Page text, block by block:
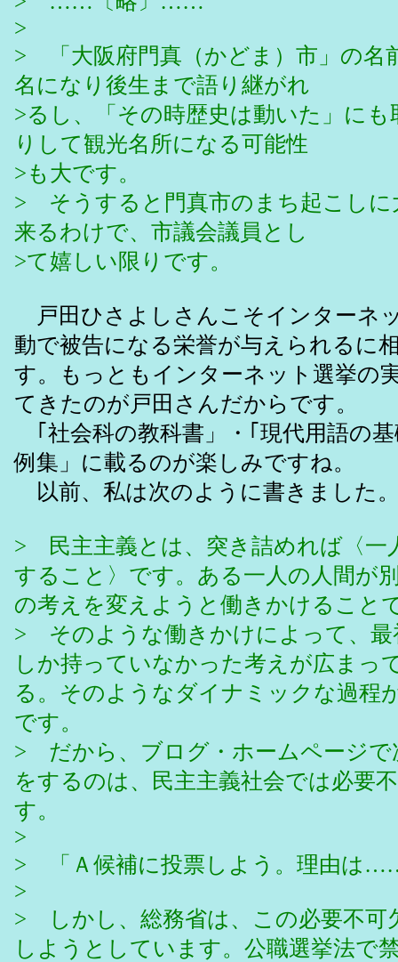
>
> 「大阪府門真（かどま）市」の名
名になり後生まで語り継がれ
>るし、「その時歴史は動いた」に
りして観光名所になる可能性
>も大です。
> そうすると門真市のまち起こしに
来るわけで、市議会議員とし
>て嬉しい限りです。
戸田ひさよしさんこそインターネ
動で被告になる栄誉が与えられるに
す。もっともインターネット選挙の
てきたのが戸田さんだからです。
｢社会科の教科書」・｢現代用語の
例集」に載るのが楽しみですね。
以前、私は次のように書きました
> 民主主義とは、突き詰めれば〈一
すること〉です。ある一人の人間が
の考えを変えようと働きかけること
> そのような働きかけによって、最
しか持っていなかった考えが広まっ
る。そのようなダイナミックな過程
です。
> だから、ブログ・ホームページで
をするのは、民主主義社会では必要
す。
>
> 「Ａ候補に投票しよう。理由は
>
> しかし、総務省は、この必要不可
しようとしています。公職選挙法で